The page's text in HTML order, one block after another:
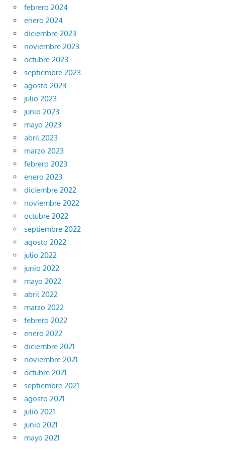
febrero 2024
enero 2024
diciembre 2023
noviembre 2023
octubre 2023
septiembre 2023
agosto 2023
julio 2023
junio 2023
mayo 2023
abril 2023
marzo 2023
febrero 2023
enero 2023
diciembre 2022
noviembre 2022
octubre 2022
septiembre 2022
agosto 2022
julio 2022
junio 2022
mayo 2022
abril 2022
marzo 2022
febrero 2022
enero 2022
diciembre 2021
noviembre 2021
octubre 2021
septiembre 2021
agosto 2021
julio 2021
junio 2021
mayo 2021